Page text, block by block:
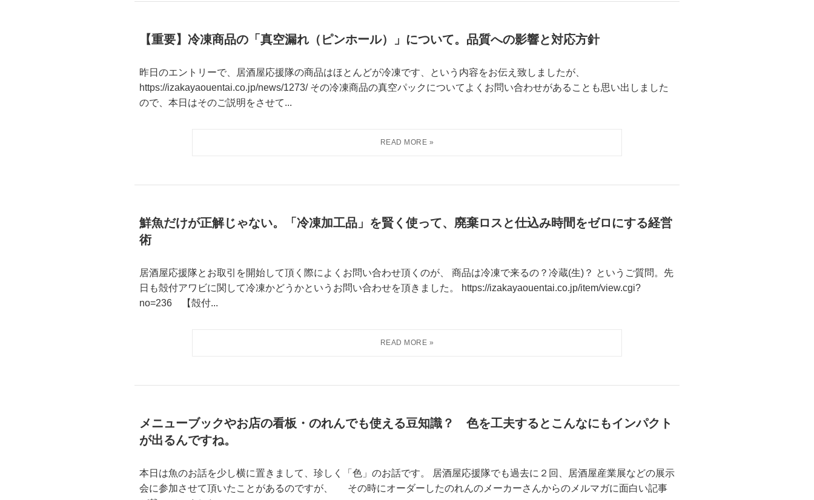
【重要】冷凍商品の「真空漏れ（ピンホール）」について。品質への影響と対応方針
昨日のエントリーで、居酒屋応援隊の商品はほとんどが冷凍です、という内容をお伝え致しましたが、
https://izakayaouentai.co.jp/news/1273/ その冷凍商品の真空パックについてよくお問い合わせがあることも思い出しました
ので、本日はそのご説明をさせて...
鮮魚だけが正解じゃない。「冷凍加工品」を賢く使って、廃棄ロスと仕込み時間をゼロにする経営
術
居酒屋応援隊とお取引を開始して頂く際によくお問い合わせ頂くのが、 商品は冷凍で来るの？冷蔵(生)？ というご質問。先
日も殻付アワビに関して冷凍かどうかというお問い合わせを頂きました。 https://izakayaouentai.co.jp/item/view.cgi?
no=236 【殻付...
メニューブックやお店の看板・のれんでも使える豆知識？ 色を工夫するとこんなにもインパクト
が出るんですね。
本日は魚のお話を少し横に置きまして、珍しく「色」のお話です。 居酒屋応援隊でも過去に２回、居酒屋産業展などの展示
会に参加させて頂いたことがあるのですが、 その時にオーダーしたのれんのメーカーさんからのメルマガに面白い記事